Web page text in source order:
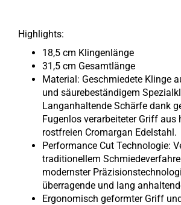
Highlights:
18,5 cm Klingenlänge
31,5 cm Gesamtlänge
Material: Geschmiedete Klinge
und säurebeständigem
Langanhaltende Schärfe dank
Fugenlos verarbeiteter Griff aus
rostfreien Cromargan Edelstahl.
Performance Cut Technologie:
traditionellem
modernster
überragende und lang
Ergonomisch geformter Griff